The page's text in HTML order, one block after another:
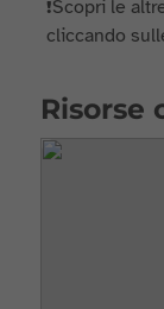
!Scopri le
cliccando
Risorse